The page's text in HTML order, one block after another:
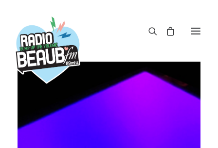
ÉMISSIONS